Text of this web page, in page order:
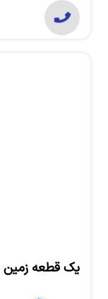
یک قطعه زمین